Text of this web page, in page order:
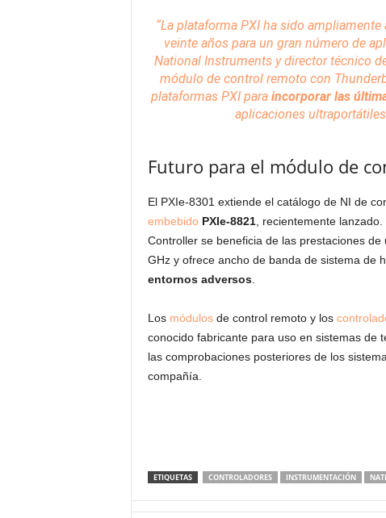
“La plataforma PXI ha sido
veinte años para un gran número de
National Instruments y director técnico
módulo de control remoto con
plataformasPXI para incorporar las
aplicaciones
Futuro para el módulo de
El PXIe-8301 extiende el catálogo de NI de
embebido PXIe-8821, recientemente
Controller se beneficia de las prestaciones de
GHz y ofrece ancho de banda de sistema de
entornos adversos.
Los módulosde control remoto y los
conocido fabricante para uso en sistemas de
las comprobaciones posteriores de los
compañía.
ETIQUETAS CONTROLADORES INSTRUMENTACIÓN